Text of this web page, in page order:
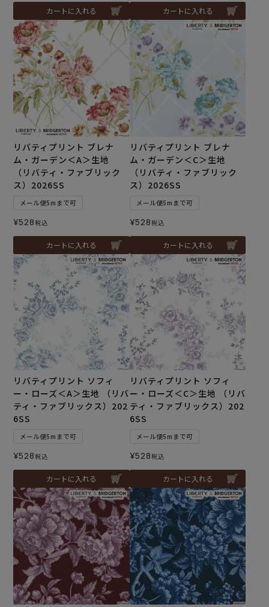
カートに入れる カートに入れる
リバティプリント ブレナ
ム・ガーデン＜A＞生地
（リバティ・ファブリック
ス）2026SS
メール便5mまで可
¥528税込
カートに入れる
リバティプリント ブレナ
ム・ガーデン＜C＞生地
（リバティ・ファブリック
ス）2026SS
メール便5mまで可
¥528税込
カートに入れる
リバティプリント ソフィ
ー・ローズ＜A＞生地 （リバ
ティ・ファブリックス）202
6SS
メール便5mまで可
¥528税込
カートに入れる
リバティプリント ソフィ
ー・ローズ＜C＞生地 （リバ
ティ・ファブリックス）202
6SS
メール便5mまで可
¥528税込
カートに入れる